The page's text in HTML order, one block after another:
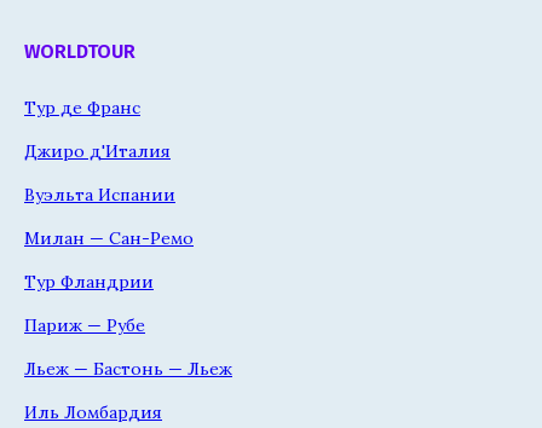
WORLDTOUR
Тур де Франс
Джиро д'Италия
Вуэльта Испании
Милан — Сан-Ремо
Тур Фландрии
Париж — Рубе
Льеж — Бастонь — Льеж
Иль Ломбардия